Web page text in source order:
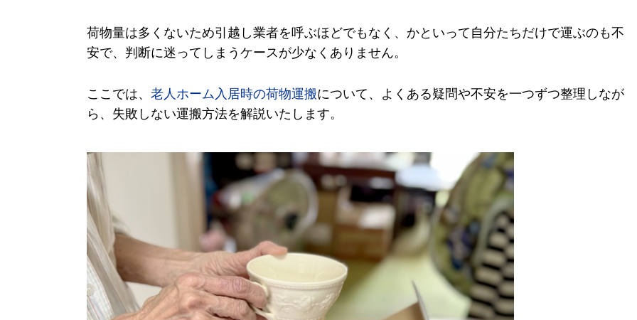
荷物量は多くないため引越し業者を呼ぶほどでもなく、かといって自分たちだけで運ぶのも不
安で、判断に迷ってしまうケースが少なくありません。
ここでは、 老人ホーム入居時の荷物運搬について、よくある疑問や不安を一つずつ整理しなが
ら、失敗しない運搬方法を解説いたします。